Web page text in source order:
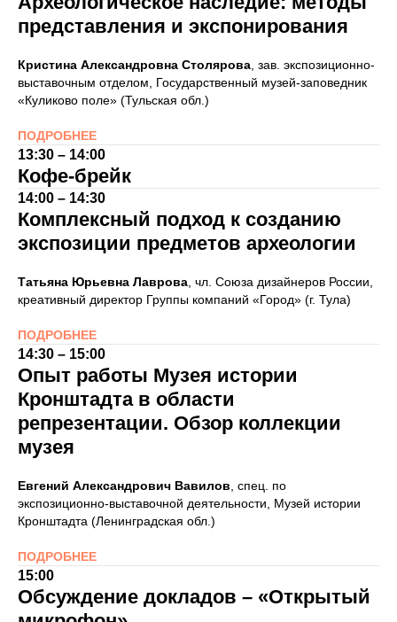
представления и экспонирования
Кристина Александровна Столярова, зав. экспозиционно-
выставочным отделом, Государственный музей-заповедник
«Куликово поле» (Тульская обл.)
ПОДРОБНЕЕ
13:30 – 14:00
Кофе-брейк
14:00 – 14:30
Комплексный подход к созданию
экспозиции предметов археологии
Татьяна Юрьевна Лаврова, чл. Союза дизайнеров России,
креативный директор Группы компаний «Город» (г. Тула)
ПОДРОБНЕЕ
14:30 – 15:00
Опыт работы Музея истории
Кронштадта в области
репрезентации. Обзор коллекции
музея
Евгений Александрович Вавилов, спец. по
экспозиционно-выставочной деятельности, Музей истории
Кронштадта (Ленинградская обл.)
ПОДРОБНЕЕ
15:00
Обсуждение докладов – «Открытый